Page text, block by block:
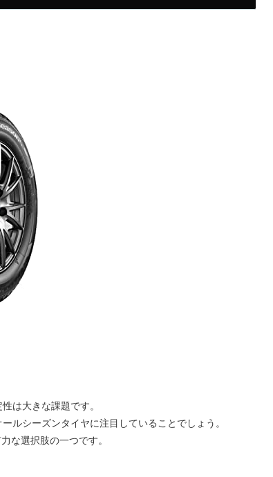
は大きな課題です。
ルシーズンタイヤに注目していることでしょう。
な選択肢の一つです。